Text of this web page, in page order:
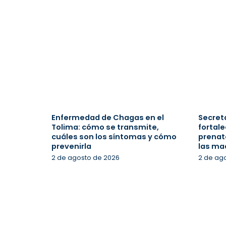
Enfermedad de Chagas en el
Tolima: cómo se transmite,
cuáles son los síntomas y cómo
prevenirla
2 de agosto de 2026
las
2 de